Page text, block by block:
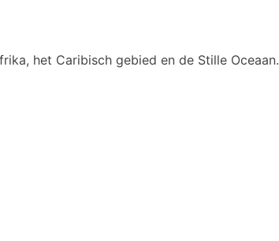
het Caribisch gebied en de Stille Oceaan.